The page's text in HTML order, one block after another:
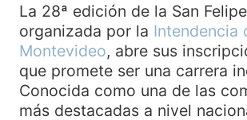
La 28ª edición de la San
organizada por la Intendencia
Montevideo, abre sus
que promete ser una carrera
Conocida como una de las
más destacadas a nivel